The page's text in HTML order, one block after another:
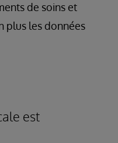
de soins et
plus les données
est